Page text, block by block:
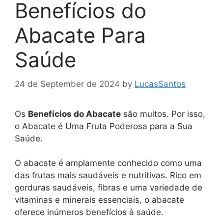
Benefícios do
Abacate Para
Saúde
24 de September de 2024 by LucasSantos
Os Benefícios do Abacate são muitos. Por isso,
o Abacate é Uma Fruta Poderosa para a Sua
Saúde.
O abacate é amplamente conhecido como uma
das frutas mais saudáveis e nutritivas. Rico em
gorduras saudáveis, fibras e uma variedade de
vitaminas e minerais essenciais, o abacate
oferece inúmeros benefícios à saúde.